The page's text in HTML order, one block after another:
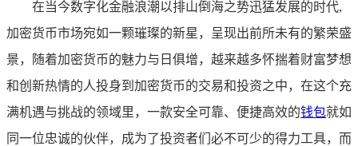
在当今数字化金融浪潮以排山倒海之势迅猛发展的时代,
加密货币市场宛如一颗璀璨的新星，呈现出前所未有的繁荣盛
景，随着加密货币的魅力与日俱增，越来越多怀揣着财富梦想
和创新热情的人投身到加密货币的交易和投资之中，在这个充
满机遇与挑战的领域里，一款安全可靠、便捷高效的钱包就如
同一位忠诚的伙伴，成为了投资者们必不可少的得力工具，而